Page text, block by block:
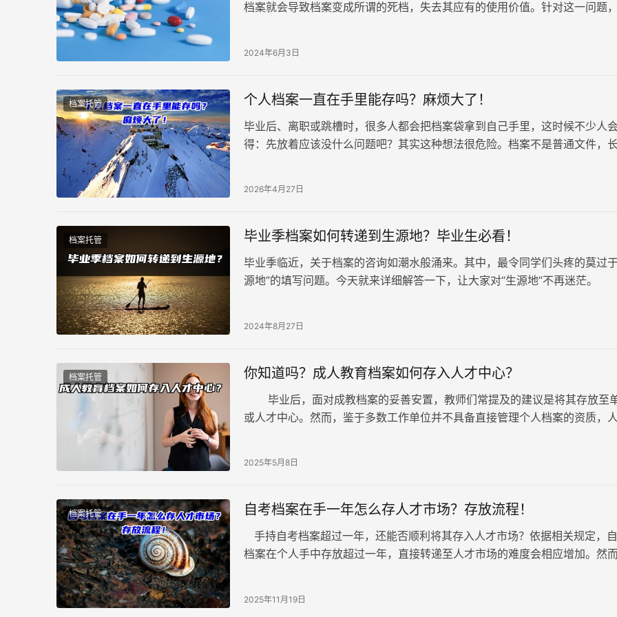
档案就会导致档案变成所谓的死档，失去其应有的使用价值。针对这一问题
2024年6月3日
档案托管 个人档案一直在手里能存吗？麻烦大了！
毕业后、离职或跳槽时，很多人都会把档案袋拿到自己手里，这时候不少人
得：先放着应该没什么问题吧？其实这种想法很危险。档案不是普通文件，
2026年4月27日
档案托管 毕业季档案如何转递到生源地？毕业生必看！
毕业季临近，关于档案的咨询如潮水般涌来。其中，最令同学们头疼的莫过
源地”的填写问题。今天就来详细解答一下，让大家对“生源地”不再迷茫。
2024年8月27日
档案托管 你知道吗？成人教育档案如何存入人才中心？
毕业后，面对成教档案的妥善安置，教师们常提及的建议是将其存放至
或人才中心。然而，鉴于多数工作单位并不具备直接管理个人档案的资质，
2025年5月8日
档案托管 自考档案在手一年怎么存人才市场？存放流程！
手持自考档案超过一年，还能否顺利将其存入人才市场？依据相关规定，
档案在个人手中存放超过一年，直接转递至人才市场的难度会相应增加。然
2025年11月19日